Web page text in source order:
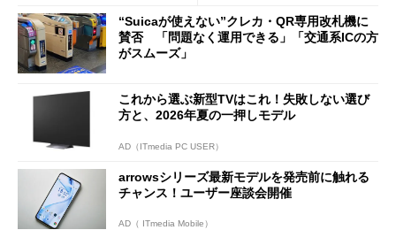
開催
“Suicaが使えない”クレカ・QR専用改札機に
賛否 「問題なく運用できる」「交通系ICの方
がスムーズ」
これから選ぶ新型TVはこれ！失敗しない選び
方と、2026年夏の一押しモデル
AD（ITmedia PC USER）
arrowsシリーズ最新モデルを発売前に触れる
チャンス！ユーザー座談会開催
AD（ ITmedia Mobile）